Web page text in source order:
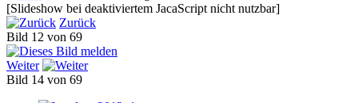
[Slideshow bei deaktiviertem JacaScript nicht nutzbar]
Zurück
Bild 12 von 69
Weiter
Bild 14 von 69